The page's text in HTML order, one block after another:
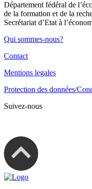
Département fédéral de
de la formation et de la
Secrétariat d’Etat à
Qui sommes-nous?
Contact
Mentions legales
Protection des données/
Suivez-nous